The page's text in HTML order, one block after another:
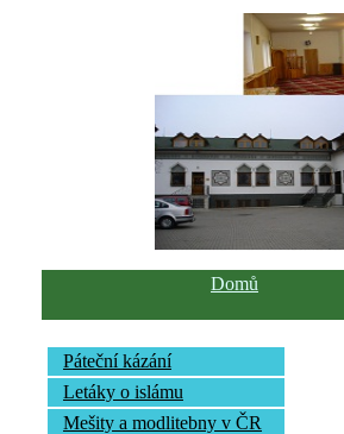
Domů
Páteční kázání
Letáky o islámu
Mešity a modlitebny v ČR